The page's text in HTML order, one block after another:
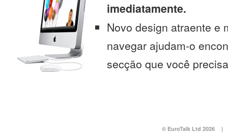
imediatamente.
Novo design atraente e
navegar ajudam-o
secção que você
© EuroTalk Ltd 2026 |